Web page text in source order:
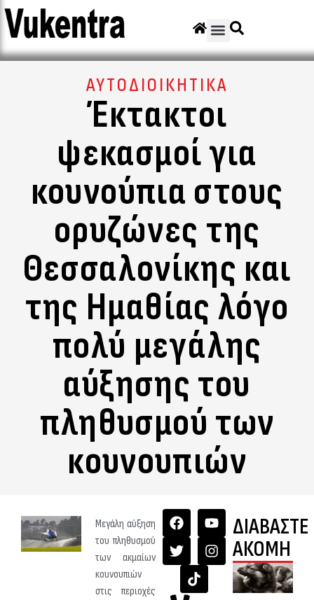
ΑΥΤΟΔΙΟΙΚΗΤΙΚΑ
Έκτακτοι
ψεκασμοί για
κουνούπια στους
ορυζώνες της
Θεσσαλονίκης και
της Ημαθίας λόγο
πολύ μεγάλης
αύξησης του
πληθυσμού των
κουνουπιών
Μεγάλη αύξηση
του πληθυσμού
των ακμαίων
κουνουπιών
στις περιοχές
ΔΙΑΒΑΣΤΕ
ΑΚΟΜΗ